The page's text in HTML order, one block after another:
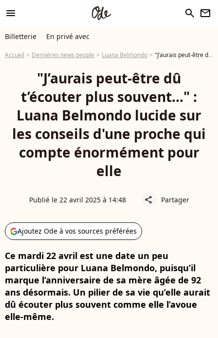
menu search newsletter
Billetterie En privé avec
Accueil Dernières news people Luana Belmondo "J’aurais peut-être dû t’écouter plus souvent…" : Luana Belmondo lucide sur les conseils d'une proche qui compte énormément pour elle
"J’aurais peut-être dû
t’écouter plus souvent…" :
Luana Belmondo lucide sur
les conseils d'une proche qui
compte énormément pour
elle
Publié le 22 avril 2025 à 14:48 share Partager
Ajoutez Ode à vos sources préférées
Ce mardi 22 avril est une date un peu
particulière pour Luana Belmondo, puisqu’il
marque l’anniversaire de sa mère âgée de 92
ans désormais. Un pilier de sa vie qu’elle aurait
dû écouter plus souvent comme elle l’avoue
elle-même.